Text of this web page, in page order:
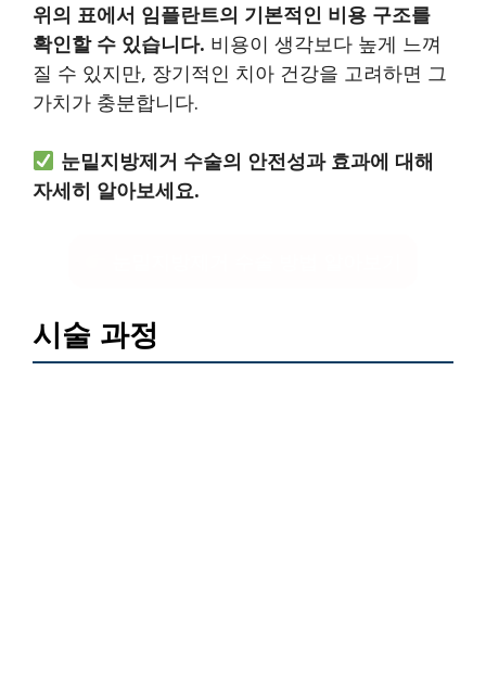
위의 표에서 임플란트의 기본적인 비용 구조를
확인할 수 있습니다. 비용이 생각보다 높게 느껴
질 수 있지만, 장기적인 치아 건강을 고려하면 그
가치가 충분합니다.
눈밑지방제거 수술의 안전성과 효과에 대해
자세히 알아보세요.
시술 과정